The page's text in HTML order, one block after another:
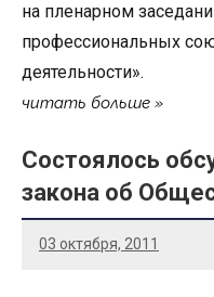
на пленарном
профессиональных
деятельности».
читать больше
Состоялось
закона об
03 октября, 2011